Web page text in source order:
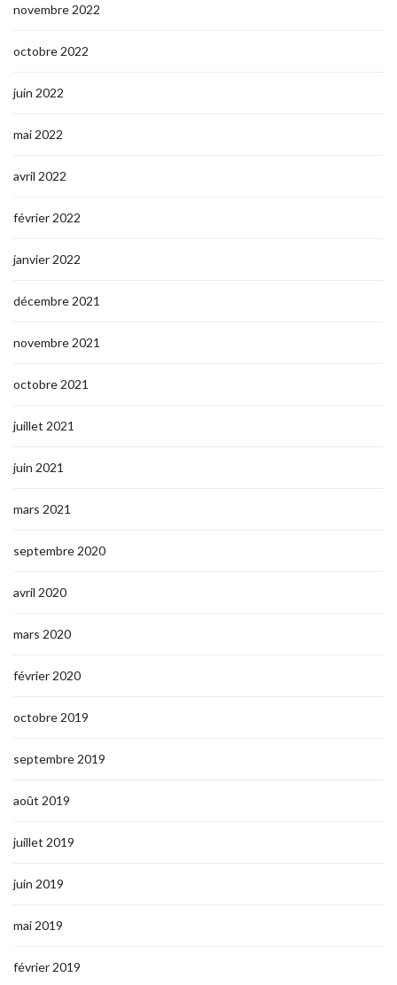
novembre 2022
octobre 2022
juin 2022
mai 2022
avril 2022
février 2022
janvier 2022
décembre 2021
novembre 2021
octobre 2021
juillet 2021
juin 2021
mars 2021
septembre 2020
avril 2020
mars 2020
février 2020
octobre 2019
septembre 2019
août 2019
juillet 2019
juin 2019
mai 2019
février 2019